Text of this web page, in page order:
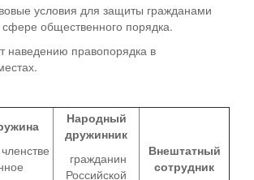
условия для защиты гражданами
общественного порядка.
правопорядка в
Народный
дружинник
гражданин
Российской
Внештатный
сотрудник